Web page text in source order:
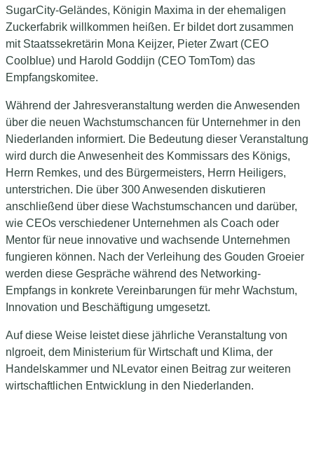
SugarCity-Geländes, Königin Maxima in der ehemaligen
Zuckerfabrik willkommen heißen. Er bildet dort zusammen
mit Staatssekretärin Mona Keijzer, Pieter Zwart (CEO
Coolblue) und Harold Goddijn (CEO TomTom) das
Empfangskomitee.
Während der Jahresveranstaltung werden die Anwesenden
über die neuen Wachstumschancen für Unternehmer in den
Niederlanden informiert. Die Bedeutung dieser Veranstaltung
wird durch die Anwesenheit des Kommissars des Königs,
Herrn Remkes, und des Bürgermeisters, Herrn Heiligers,
unterstrichen. Die über 300 Anwesenden diskutieren
anschließend über diese Wachstumschancen und darüber,
wie CEOs verschiedener Unternehmen als Coach oder
Mentor für neue innovative und wachsende Unternehmen
fungieren können. Nach der Verleihung des Gouden Groeier
werden diese Gespräche während des Networking-
Empfangs in konkrete Vereinbarungen für mehr Wachstum,
Innovation und Beschäftigung umgesetzt.
Auf diese Weise leistet diese jährliche Veranstaltung von
nlgroeit, dem Ministerium für Wirtschaft und Klima, der
Handelskammer und NLevator einen Beitrag zur weiteren
wirtschaftlichen Entwicklung in den Niederlanden.